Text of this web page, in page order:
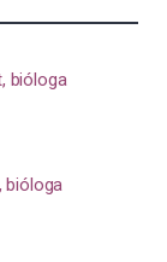
bióloga
bióloga